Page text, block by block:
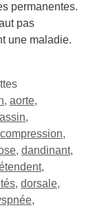
permanentes.
pas
une maladie.
, aorte,
,
compression,
, dandinant,
,
, dorsale,
,